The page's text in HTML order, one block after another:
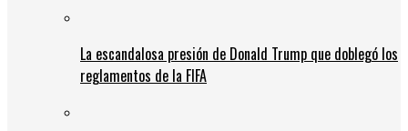
La escandalosa presión de Donald Trump que doblegó los
reglamentos de la FIFA